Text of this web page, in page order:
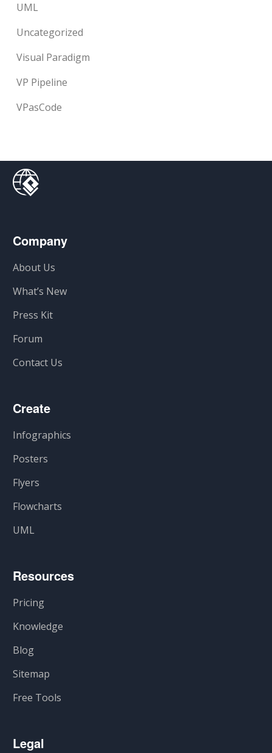
UML
Uncategorized
Visual Paradigm
VP Pipeline
VPasCode
Company
About Us
What’s New
Press Kit
Forum
Contact Us
Create
Infographics
Posters
Flyers
Flowcharts
UML
Resources
Pricing
Knowledge
Blog
Sitemap
Free Tools
Legal